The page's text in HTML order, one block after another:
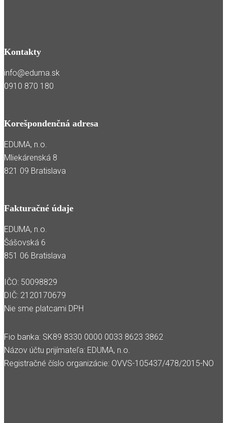
Kontakty
info@eduma.sk
0910 870 180
Korešpondenčná adresa
EDUMA, n.o.
Mliekárenská 8
821 09 Bratislava
Fakturačné údaje
EDUMA, n.o.
Šášovská 6
851 06 Bratislava
IČO: 50098829
DIČ: 2120170679
Nie sme platcami DPH
Fio banka: SK89 8330 0000 0033 8623 3862
Názov účtu prijímateľa: EDUMA, n.o.
Registračné číslo organizácie: OVVS-105437/478/2015-NO